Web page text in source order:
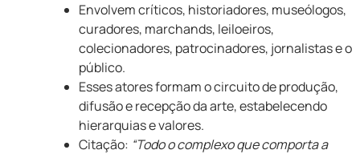
Envolvem críticos, historiadores, museólogos,
curadores, marchands, leiloeiros,
colecionadores, patrocinadores, jornalistas e o
público.
Esses atores formam o circuito de produção,
difusão e recepção da arte, estabelecendo
hierarquias e valores.
Citação: “Todo o complexo que comporta a